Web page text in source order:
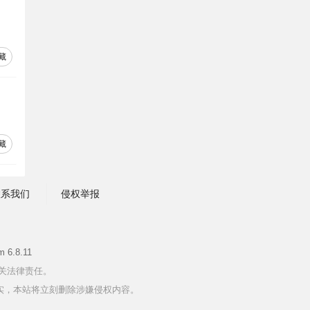
我们 侵权举报
6.8.11
律责任。
本站将立刻删除涉嫌侵权内容。